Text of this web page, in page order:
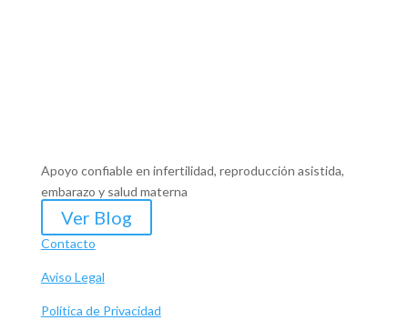
Apoyo confiable en infertilidad, reproducción asistida,
embarazo y salud materna
Ver Blog
Contacto
Aviso Legal
Política de Privacidad